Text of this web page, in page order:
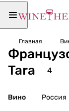
Главная
Tara
4
Вино Россия